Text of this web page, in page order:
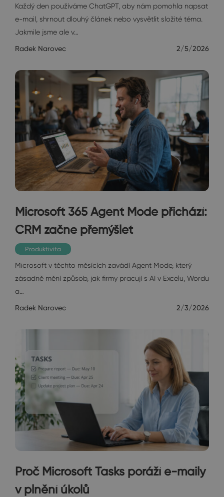
Každý den používáme ChatGPT, aby nám pomohla napsat
e-mail, shrnout dlouhý článek nebo vysvětlit složité téma.
Jakmile jsme ale v…
Radek Narovec 2/5/2026
Microsoft 365 Agent Mode přichází:
CRM začne přemýšlet
Produktivita
Microsoft v těchto měsících zavádí Agent Mode, který
zásadně mění způsob, jak firmy pracují s AI v Excelu, Wordu
a…
Radek Narovec 2/3/2026
Proč Microsoft Tasks poráží e-maily
v plnění úkolů